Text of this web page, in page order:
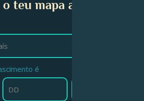
teu mapa astral
é